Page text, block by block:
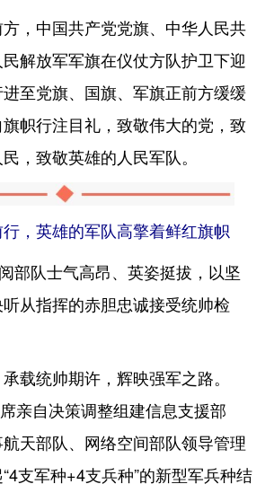
中国共产党党旗、中华人民共
解放军军旗在仪仗方队护卫下迎
进至党旗、国旗、军旗正前方缓缓
帜行注目礼，致敬伟大的党，致
，致敬英雄的人民军队。
英雄的军队高擎着鲜红旗帜
队士气高昂、英姿挺拔，以坚
从指挥的赤胆忠诚接受统帅检
统帅期许，辉映强军之路。
亲自决策调整组建信息支援部
天部队、网络空间部队领导管理
支军种+4支兵种”的新型军兵种结